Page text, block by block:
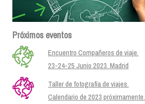
Próximos eventos
Encuentro Compañeros de viaje.
23-24-25 Junio 2023. Madrid
Taller de fotografía de viajes.
Calendario de 2023 próximamente.